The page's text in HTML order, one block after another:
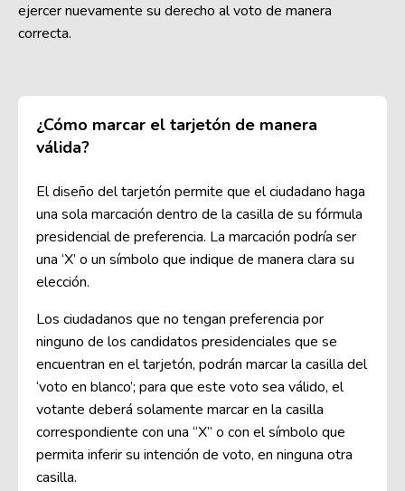
ejercer nuevamente su derecho al voto de manera
correcta.
¿Cómo marcar el tarjetón de manera
válida?
El diseño del tarjetón permite que el ciudadano haga
una sola marcación dentro de la casilla de su fórmula
presidencial de preferencia. La marcación podría ser
una ‘X’ o un símbolo que indique de manera clara su
elección.
Los ciudadanos que no tengan preferencia por
ninguno de los candidatos presidenciales que se
encuentran en el tarjetón, podrán marcar la casilla del
‘voto en blanco’; para que este voto sea válido, el
votante deberá solamente marcar en la casilla
correspondiente con una “X” o con el símbolo que
permita inferir su intención de voto, en ninguna otra
casilla.